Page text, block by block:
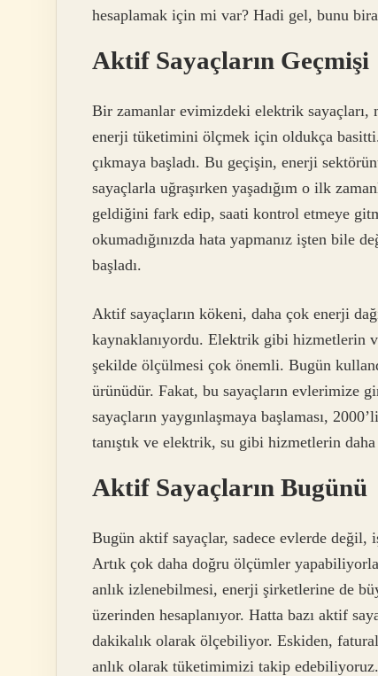
hesaplamak için mi var? Hadi gel, bunu
Aktif Sayaçların Geçmişi
Bir zamanlar evimizdeki elektrik sayaçları,
enerji tüketimini ölçmek için oldukça
çıkmaya başladı. Bu geçişin, enerji
sayaçlarla uğraşırken yaşadığım o ilk
geldiğini fark edip, saati kontrol etmeye
okumadığınızda hata yapmanız işten bile
başladı.
Aktif sayaçların kökeni, daha çok enerji
kaynaklanıyordu. Elektrik gibi hizmetlerin
şekilde ölçülmesi çok önemli. Bugün
ürünüdür. Fakat, bu sayaçların evlerimize
sayaçların yaygınlaşmaya başlaması,
tanıştık ve elektrik, su gibi hizmetlerin
Aktif Sayaçların Bugünü
Bugün aktif sayaçlar, sadece evlerde değil,
Artık çok daha doğru ölçümler
anlık izlenebilmesi, enerji şirketlerine de
üzerinden hesaplanıyor. Hatta bazı aktif
dakikalık olarak ölçebiliyor. Eskiden,
anlık olarak tüketimimizi takip